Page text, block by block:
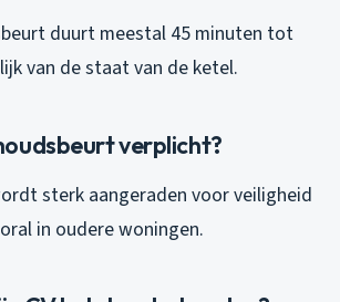
duurt meestal 45 minuten tot
van de staat van de ketel.
verplicht?
sterk aangeraden voor veiligheid
in oudere woningen.